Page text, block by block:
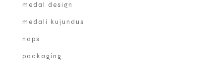
medal design
medali kujundus
naps
packaging